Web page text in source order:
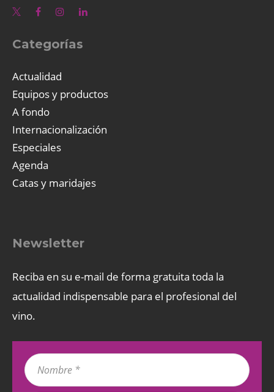
Categorías
Actualidad
Equipos y productos
A fondo
Internacionalización
Especiales
Agenda
Catas y maridajes
Newsletter
Reciba en su e-mail de forma gratuita toda la
actualidad indispensable para el profesional del
vino.